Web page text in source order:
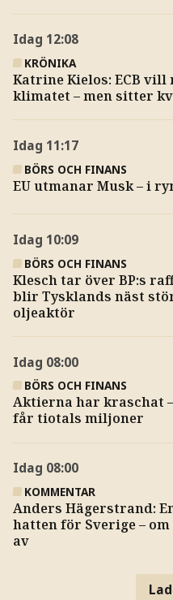
Idag 12:08
KRÖNIKA
Katrine Kielos: ECB vill
klimatet – men sitter
Idag 11:17
BÖRS OCH FINANS
EU utmanar Musk – i
Idag 10:09
BÖRS OCH FINANS
Klesch tar över BP:s
blir Tysklands näst
oljeaktör
Idag 08:00
BÖRS OCH FINANS
Aktierna har kraschat
får tiotals miljoner
Idag 08:00
KOMMENTAR
Anders Hägerstrand:
hatten för Sverige –
av